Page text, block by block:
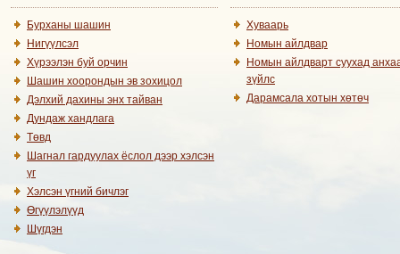
Бурханы шашин
Нигүүлсэл
Хүрээлэн буй орчин
Шашин хоорондын эв зохицол
Дэлхий дахины энх тайван
Дундаж хандлага
Төвд
Шагнал гардуулах ёслол дээр хэлсэн
үг
Хэлсэн үгний бичлэг
Өгүүлэлүүд
Шүгдэн
Хуваарь
Номын айлдвар
Номын айлдварт суухад
зүйлс
Дарамсала хотын хөтөч